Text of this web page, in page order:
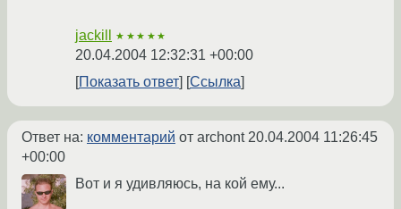
jackill ★★★★★
20.04.2004 12:32:31 +00:00
Показать ответ
Ссылка
Ответ на: комментарий от archont 20.04.2004 11:26:45
+00:00
Вот и я удивляюсь, на кой ему...